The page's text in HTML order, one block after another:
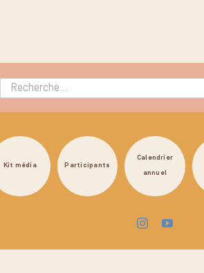
Rechercher :
Kit média Participants
Calendrier
annuel